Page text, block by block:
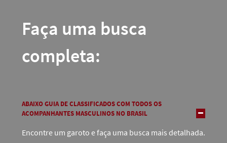
Faça uma busca
completa:
ABAIXO GUIA DE CLASSIFICADOS COM TODOS OS
ACOMPANHANTES MASCULINOS NO BRASIL
Encontre um garoto e faça uma busca mais detalhada.